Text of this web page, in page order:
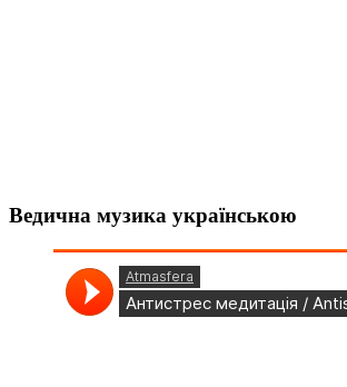
Ведична музика українською